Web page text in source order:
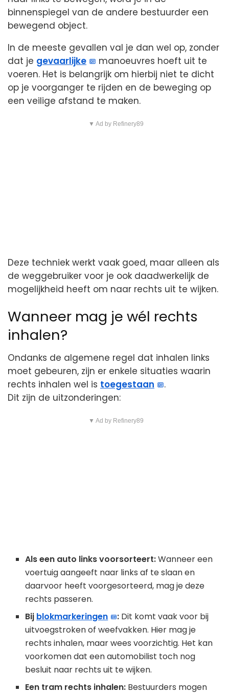
binnenspiegel van de andere bestuurder een
bewegend object.
In de meeste gevallen val je dan wel op, zonder
dat je gevaarlijke
manoeuvres hoeft uit te
voeren. Het is belangrijk om hierbij niet te dicht
op je voorganger te rijden en de beweging op
een veilige afstand te maken.
▼ Ad by Refinery89
Deze techniek werkt vaak goed, maar alleen als
de weggebruiker voor je ook daadwerkelijk de
mogelijkheid heeft om naar rechts uit te wijken.
Wanneer mag je wél rechts
inhalen?
Ondanks de algemene regel dat inhalen links
moet gebeuren, zijn er enkele situaties waarin
rechts inhalen wel is toegestaan
.
Dit zijn de uitzonderingen:
▼ Ad by Refinery89
Als een auto links voorsorteert:Wanneer een
voertuig aangeeft naar links af te slaan en
daarvoor heeft voorgesorteerd, mag je deze
rechts passeren.
Bij blokmarkeringen : Dit komt vaak voor bij
uitvoegstroken of weefvakken. Hier mag je
rechts inhalen, maar wees voorzichtig. Het kan
voorkomen dat een automobilist toch nog
besluit naar rechts uit te wijken.
Een tram rechts inhalen: Bestuurders mogen